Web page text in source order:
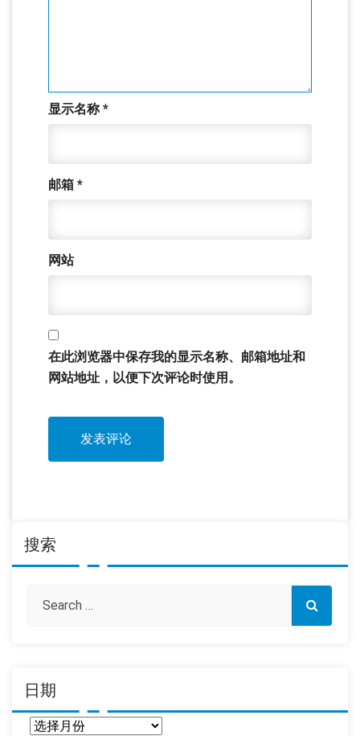
显示名称*
邮箱 *
网站
在此浏览器中保存我的显示名称、邮箱地址和
网站地址，以便下次评论时使用。
搜索
日期